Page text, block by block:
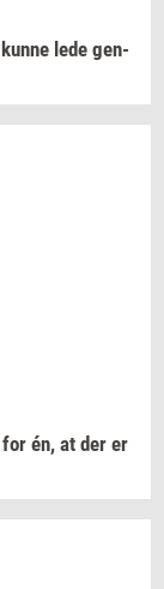
lede gen­
én, at der er